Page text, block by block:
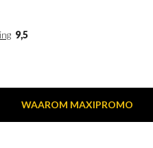
9,5
WAAROM MAXIPROMO